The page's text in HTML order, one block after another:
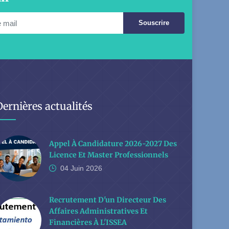
Souscrire
actualités
Appel À Candidature 2026-2027 Des
Licence Et Master Professionnels
04 Juin 2026
Recrutement D'un Directeur Des
Affaires Administratives Et
Financières À L'ISSEA